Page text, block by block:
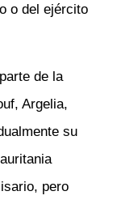
o del ejército
de la
Argelia,
su
pero